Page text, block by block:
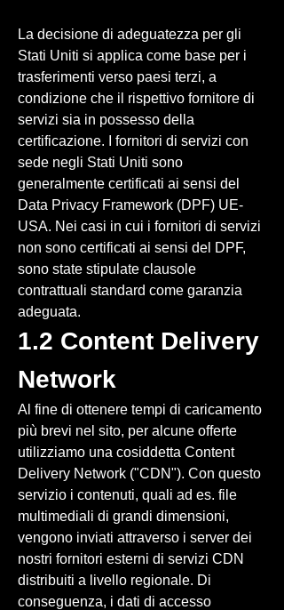
La decisione di adeguatezza per gli
Stati Uniti si applica come base per i
trasferimenti verso paesi terzi, a
condizione che il rispettivo fornitore di
servizi sia in possesso della
certificazione. I fornitori di servizi con
sede negli Stati Uniti sono
generalmente certificati ai sensi del
Data Privacy Framework (DPF) UE-
USA. Nei casi in cui i fornitori di servizi
non sono certificati ai sensi del DPF,
sono state stipulate clausole
contrattuali standard come garanzia
adeguata.
1.2 Content Delivery
Network
Al fine di ottenere tempi di caricamento
più brevi nel sito, per alcune offerte
utilizziamo una cosiddetta Content
Delivery Network ("CDN"). Con questo
servizio i contenuti, quali ad es. file
multimediali di grandi dimensioni,
vengono inviati attraverso i server dei
nostri fornitori esterni di servizi CDN
distribuiti a livello regionale. Di
conseguenza, i dati di accesso